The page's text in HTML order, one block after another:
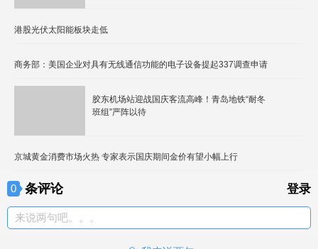
港股光伏太阳能板块走低
商务部：美国企业对具有无线通信功能的电子设备提起337调查申请
胶东机场站迎战国庆客流高峰！青岛地铁“耐冬
班组”严阵以待
京城黄金消费市场火热 专家表示国庆期间金价有望小幅上行
0 条评论 登录
来说两句吧。。。